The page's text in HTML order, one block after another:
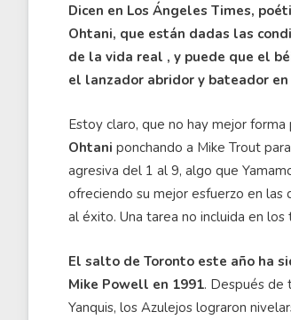
Dicen en Los Ángeles Times,
Ohtani, que están dadas las
de la vida real , y puede que el
el lanzador abridor y bateador en
Estoy claro, que no hay mejor
Ohtani ponchando a Mike Trout
agresiva del 1 al 9, algo que
ofreciendo su mejor esfuerzo en
al éxito. Una tarea no incluida en
El salto de Toronto este año ha
Mike Powell en 1991. Después de
Yanquis, los Azulejos lograron